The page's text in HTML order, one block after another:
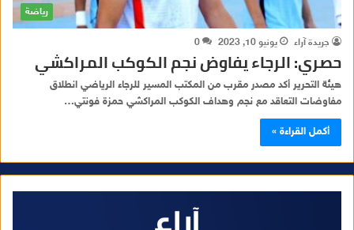
رياضة
جريدة آراء يونيو 10, 2023 0
حصري: الرجاء يفاوض نجم الكوكب المراكشي
هيئة التحرير أكد مصدر مقرب من المكتب المسير للرجاء الرياضي انطلاق
مفاوضات التعاقد مع نجم وهداف الكوكب المراكشي حمزة فونتي…
أكمل القراءة »